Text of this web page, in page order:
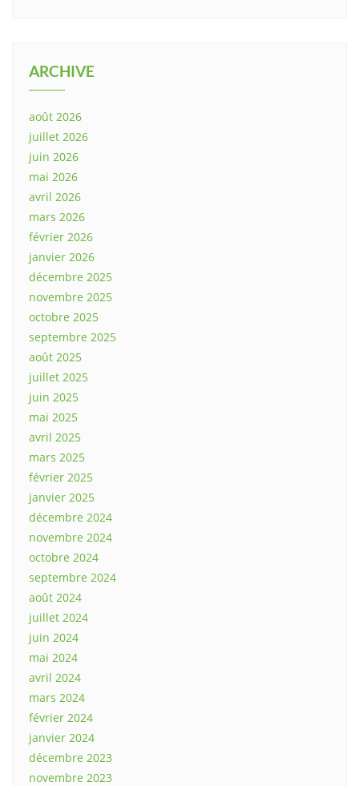
ARCHIVE
août 2026
juillet 2026
juin 2026
mai 2026
avril 2026
mars 2026
février 2026
janvier 2026
décembre 2025
novembre 2025
octobre 2025
septembre 2025
août 2025
juillet 2025
juin 2025
mai 2025
avril 2025
mars 2025
février 2025
janvier 2025
décembre 2024
novembre 2024
octobre 2024
septembre 2024
août 2024
juillet 2024
juin 2024
mai 2024
avril 2024
mars 2024
février 2024
janvier 2024
décembre 2023
novembre 2023